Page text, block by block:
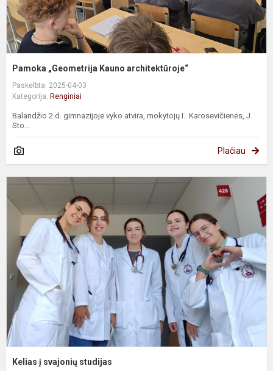
Pamoka „Geometrija Kauno architektūroje“
Paskelbta: 2025-04-03
Kategorija: Renginiai
Balandžio 2 d. gimnazijoje vyko atvira, mokytojų I. Karosevičienės, J.
Sto...
Plačiau
Kelias į svajonių studijas